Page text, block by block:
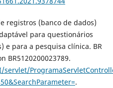
registros (banco de dados)
para questionários
e para a pesquisa clínica. BR
BR5120200023789.
.